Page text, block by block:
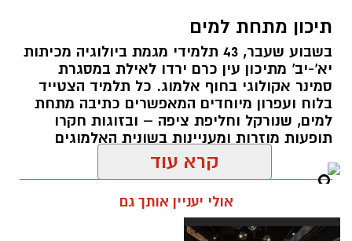
המתקשר באמצעות שפת הסימנים בכפות ידיו,
בנם של מייסדי העמותה, שבעקבות הטיפול בו
הוקמה העמותה.
תיכון מתחת למים
בשבוע שעבר, 43 תלמידי מגמת ביולוגיה מכיתות
יא'-יב' מתיכון עין כרם ירדו לאילת במסגרת
סמינר אקולוגי בחוף אלמוג. כל תלמיד הצטייד
בלוח ועפרון מיוחדים המאפשרים כתיבה מתחת
למים, שנורקל וחליפת ציפה – ובזוגות חקרו
תופעות מוזרות ומעניינות בשונית האלמוגים
תגים:תיכון, תיכון עין כרם
קרא עוד
אולי יעניין אותך גם